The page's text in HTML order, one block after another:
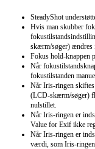
SteadyShot
Hvis man skubber
skærm/søger) ændres
Fokus hold-knappen
Når
fokustilstanden
Når Iris-ringen
(LCD-skærm/søger)
nulstillet.
Når Iris-ringen er
Value for Exif ikke
Når Iris-ringen er
værdi, som Iris-ringen